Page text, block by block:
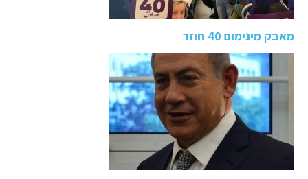
מאבק מינימום 40 חוזר